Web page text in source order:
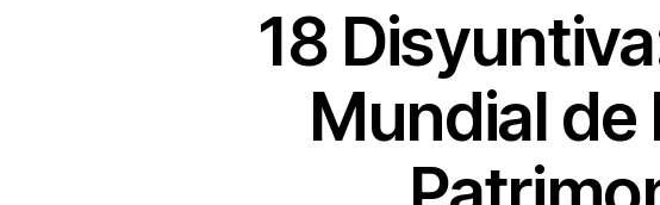
18
Mundial de